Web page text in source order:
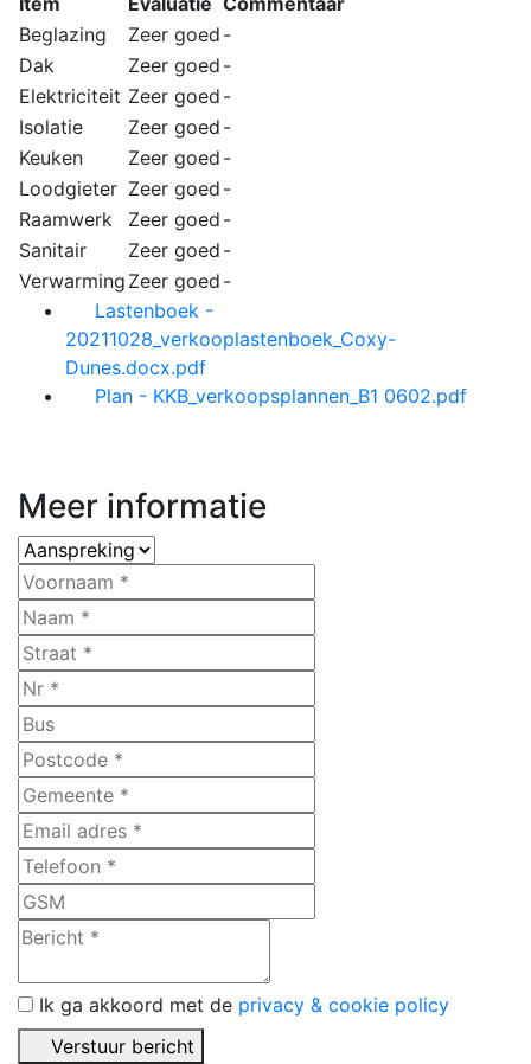
Beglazing
Zeer goed -
Dak
Zeer goed -
Elektriciteit Zeer goed -
Isolatie
Zeer goed -
Keuken
Zeer goed -
Loodgieter Zeer goed -
Raamwerk
Zeer goed -
Sanitair
Zeer goed -
Verwarming Zeer goed -
Lastenboek -
20211028_verkooplastenboek_Coxy-
Dunes.docx.pdf
Plan - KKB_verkoopsplannen_B1 0602.pdf
Meer informatie
Ik ga akkoord met de privacy & cookie policy
Verstuur bericht